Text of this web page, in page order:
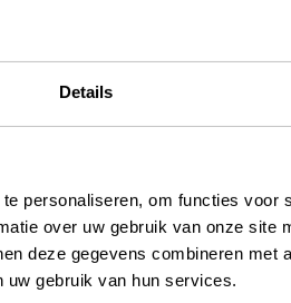
Details
personaliseren, om functies voor
over uw gebruik van onze site
deze gegevens combineren met
gebruik van hun services.